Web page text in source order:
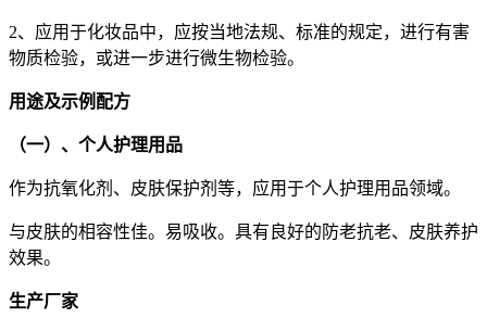
2、应用于化妆品中，应按当地法规、标准的规定，进行有害
物质检验，或进一步进行微生物检验。
用途及示例配方
（一）、个人护理用品
作为抗氧化剂、皮肤保护剂等，应用于个人护理用品领域。
与皮肤的相容性佳。易吸收。具有良好的防老抗老、皮肤养护
效果。
生产厂家